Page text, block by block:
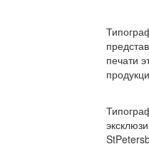
печати